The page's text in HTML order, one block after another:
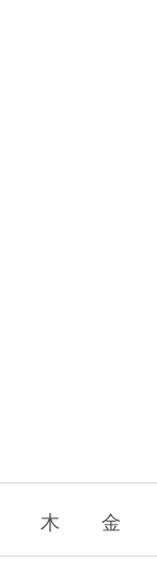
木 金